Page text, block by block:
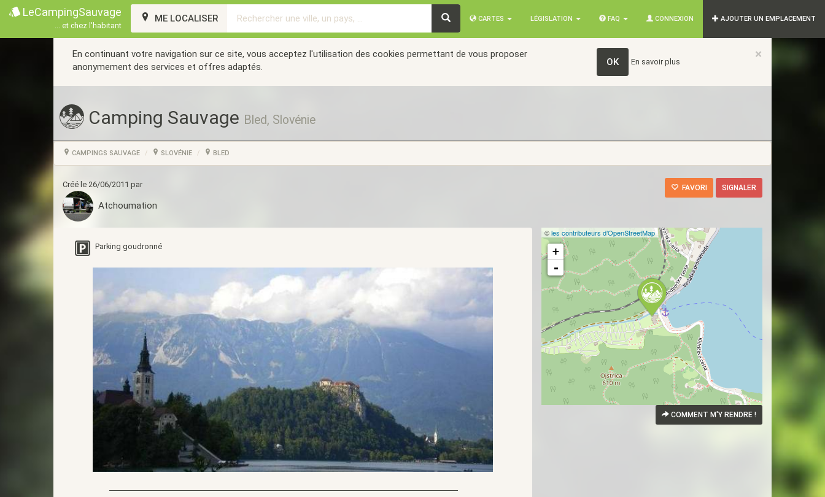
LeCampingSauvage
... et chez l'habitant
CARTES LÉGISLATION FAQ CONNEXION AJOUTER UN EMPLACEMENT
ME LOCALISER
×
En continuant votre navigation sur ce site, vous acceptez l'utilisation des cookies permettant de vous proposer
anonymement des services et offres adaptés.
OK En savoir plus
Camping Sauvage Bled, Slovénie
CAMPINGS SAUVAGE SLOVÉNIE BLED
Créé le 26/06/2011 par
Atchoumation
FAVORI SIGNALER
Parking goudronné
©les contributeurs d’OpenStreetMap
+
-
COMMENT M'Y RENDRE !